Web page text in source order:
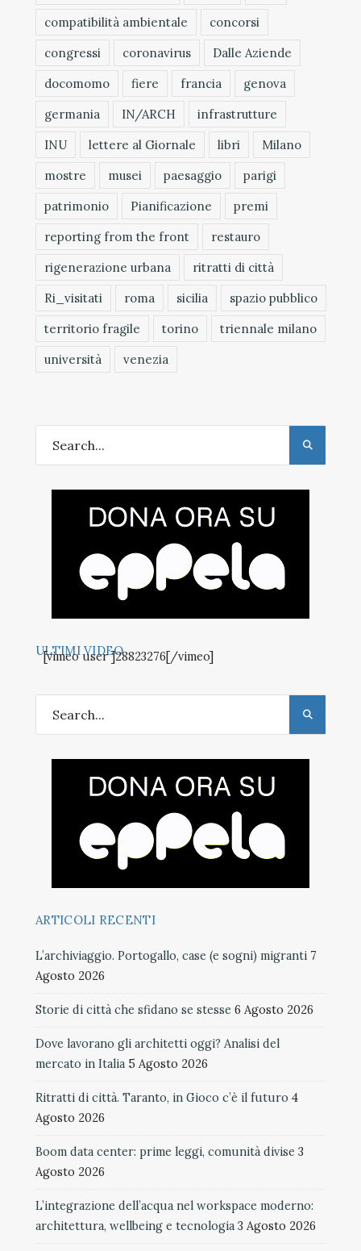
compatibilità ambientale
concorsi
congressi
coronavirus
Dalle Aziende
docomomo
fiere francia
genova
germania
IN/ARCH
infrastrutture
INU
lettere al Giornale libri
Milano
mostre
musei paesaggio
parigi
patrimonio
Pianificazione
premi
reporting from the front
restauro
rigenerazione urbana
ritratti di città
Ri_visitati
roma sicilia
spazio pubblico
territorio fragile
torino
triennale milano
università
venezia
ULTIMI VIDEO
[vimeo user ]28823276[/vimeo]
ARTICOLI RECENTI
L’archiviaggio. Portogallo, case (e sogni) migranti 7
Agosto 2026
Storie di città che sfidano se stesse 6 Agosto 2026
Dove lavorano gli architetti oggi? Analisi del
mercato in Italia 5 Agosto 2026
Ritratti di città. Taranto, in Gioco c’è il futuro 4
Agosto 2026
Boom data center: prime leggi, comunità divise 3
Agosto 2026
L’integrazione dell’acqua nel workspace moderno:
architettura, wellbeing e tecnologia 3 Agosto 2026